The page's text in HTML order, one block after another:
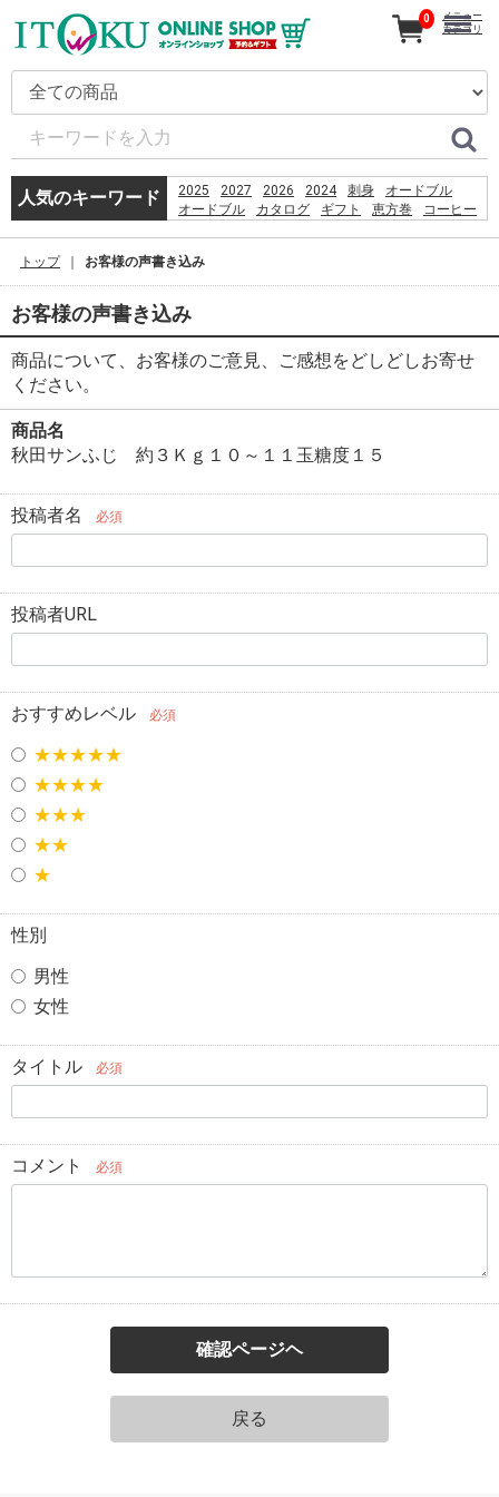
人気のキーワード 2025 2027 2026 2024 刺身
オードブル
オードブル
カタログ ギフト 恵方巻
コーヒー
%D8%B3%D8%A7%D8%AD%D9%84
%D8%A8%D8%B1%D8%A7%DB%8C
%D8%B4%D9%86%D8%A7
%D8%A8%D8%A7%D9%86%D9%88%D8%A7%D9%86
%D8%AF%D8%A7%D8%B1%D8%AF%D8%9F
%E9%A3%AF%E6%B2%BC%E8%A6%B3%E9%9F%B3
0
メニュー
カテゴリ
トップ お客様の声書き込み
お客様の声書き込み
商品について、お客様のご意見、ご感想をどしどしお寄せ
ください。
商品名
秋田サンふじ 約３Ｋｇ１０～１１玉糖度１５
投稿者名 必須
投稿者URL
おすすめレベル 必須
★★★★★
★★★★
★★★
★★
★
性別
男性
女性
タイトル 必須
コメント 必須
確認ページヘ
戻る